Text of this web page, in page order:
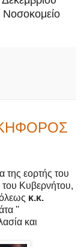
Νοσοκομείο
εορτής του
Κυβερνήτου,
κ.κ.
''
και